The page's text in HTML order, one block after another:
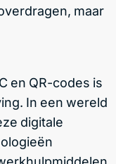
maar
en QR-codes is
In een wereld
digitale